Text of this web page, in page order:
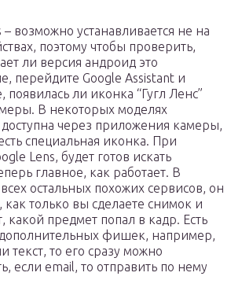
– возможно устанавливается не на
поэтому чтобы проверить,
ли версия андроид это
перейдите Google Assistant и
появилась ли иконка “Гугл Ленс”
В некоторых моделях
через приложения камеры,
специальная иконка. При
Lens, будет готов искать
главное, как работает. В
остальных похожих сервисов, он
как только вы сделаете снимок и
какой предмет попал в кадр. Есть
фишек, например,
текст, то его сразу можно
если email, то отправить по нему